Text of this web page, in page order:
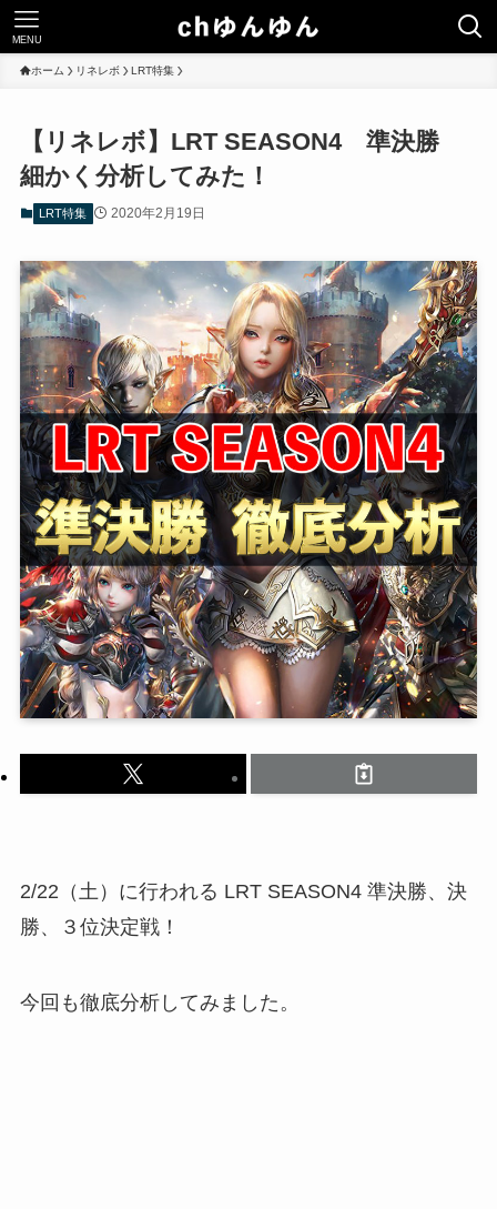
MENU
ホーム リネレボ LRT特集
【リネレボ】LRT SEASON4 準決勝
細かく分析してみた！
LRT特集 2020年2月19日
2/22（土）に行われる LRT SEASON4 準決勝、決
勝、３位決定戦！
今回も徹底分析してみました。